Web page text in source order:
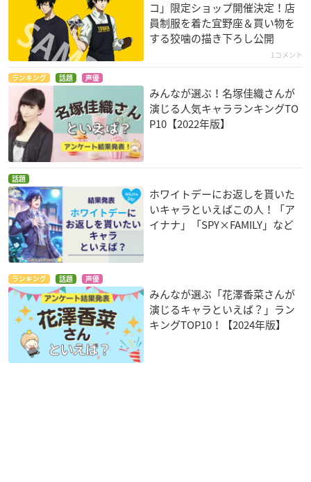
コ」限定ショップ開催決定！店
員制服を着た宜野座＆買い物を
する狡噛の描き下ろし公開
1コメント
ランキング 話題 声優
みんなが選ぶ！名塚佳織さんが
演じる人気キャラランキングTO
P10【2022年版】
話題
ホワイトデーにお返しを貰いた
いキャラといえばこの人！「ア
イナナ」「SPY×FAMILY」など
ランキング 話題 声優
みんなが選ぶ「花澤香菜さんが
演じるキャラといえば？」ラン
キングTOP10！【2024年版】